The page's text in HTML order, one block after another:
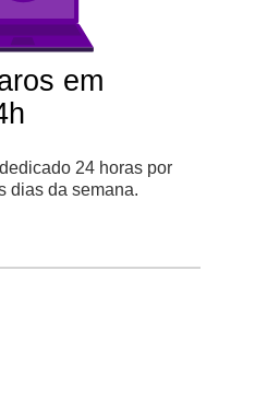
em
24 horas por
dias da semana.